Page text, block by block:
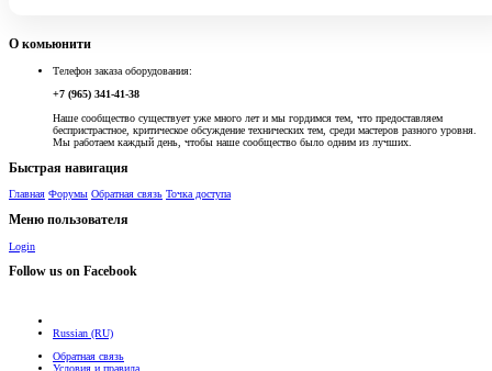
О комьюнити
Телефон заказа оборудования:
+7 (965) 341-41-38
Наше сообщество существует уже много лет и мы гордимся тем, что предоставляем
беспристрастное, критическое обсуждение технических тем, среди мастеров разного уровня.
Мы работаем каждый день, чтобы наше сообщество было одним из лучших.
Быстрая навигация
Главная Форумы Обратная связь Точка доступа
Меню пользователя
Login
Follow us on Facebook
Russian (RU)
Обратная связь
Условия и правила